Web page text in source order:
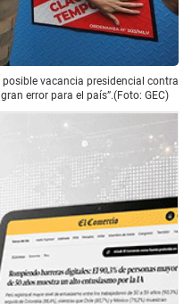
vacancia presidencial contra
error para el país”.(Foto: GEC)